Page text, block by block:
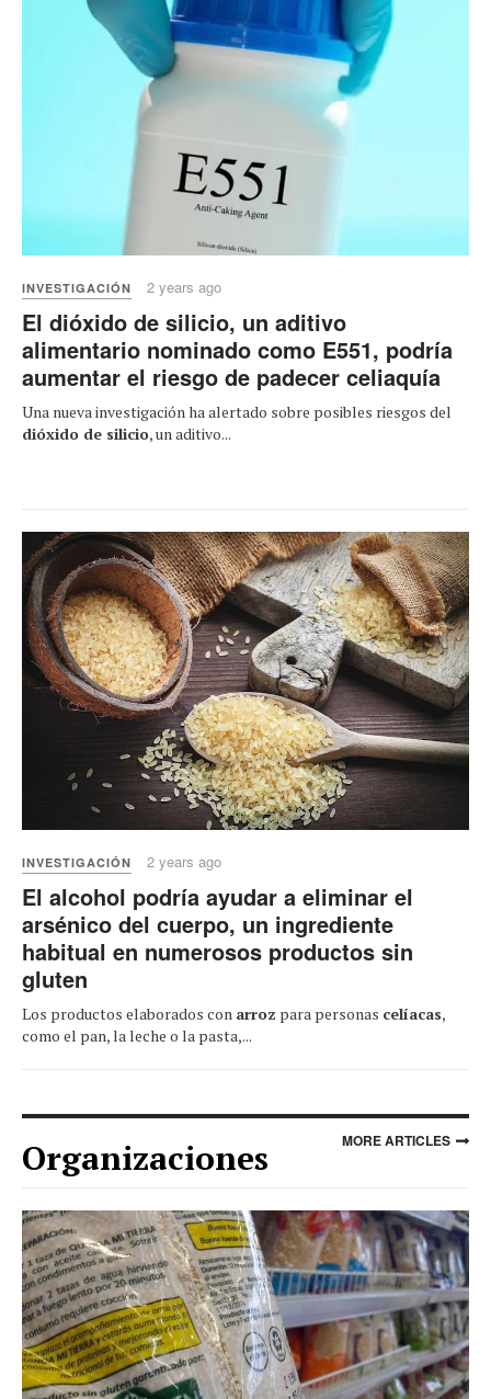
INVESTIGACIÓN 2 years ago
El dióxido de silicio, un aditivo
alimentario nominado como E551, podría
aumentar el riesgo de padecer celiaquía
Una nueva investigación ha alertado sobre posibles riesgos del
dióxido de silicio, un aditivo...
INVESTIGACIÓN 2 years ago
El alcohol podría ayudar a eliminar el
arsénico del cuerpo, un ingrediente
habitual en numerosos productos sin
gluten
Los productos elaborados con arroz para personas celíacas,
como el pan, la leche o la pasta,...
Organizaciones MORE ARTICLES